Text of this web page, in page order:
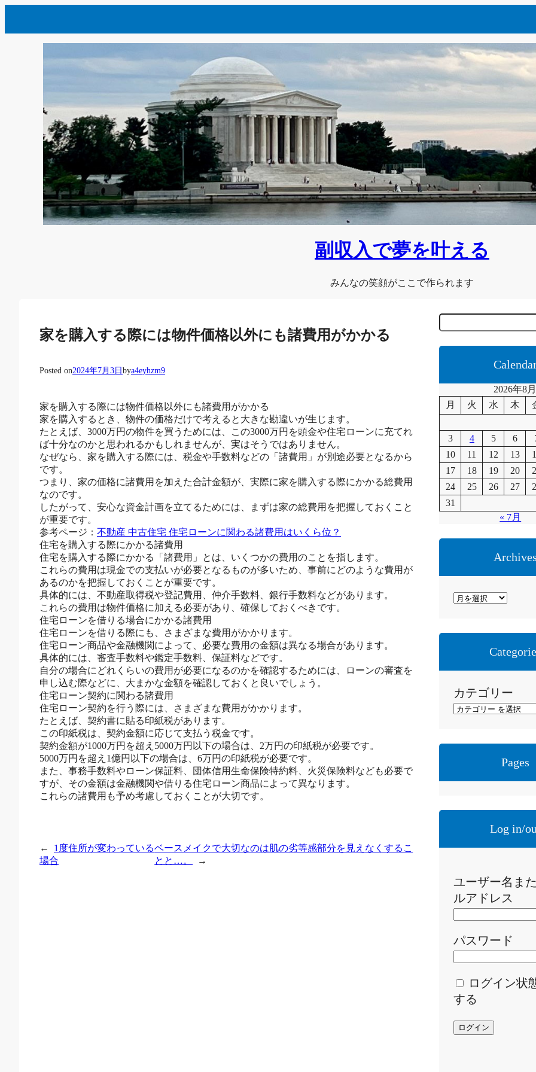
を
副収入で夢を叶える
みんなの笑顔がここで作られます
家を購入する際には物件価格以外にも諸費用がかかる
Posted on2024年7月3日bya4eyhzm9
家を購入する際には物件価格以外にも諸費用がかかる
家を購入するとき、物件の価格だけで考えると大きな勘違いが生じます。
たとえば、3000万円の物件を買うためには、この3000万円を頭金や住宅ローンに充てれ
ば十分なのかと思われるかもしれませんが、実はそうではありません。
なぜなら、家を購入する際には、税金や手数料などの「諸費用」が別途必要となるから
です。
つまり、家の価格に諸費用を加えた合計金額が、実際に家を購入する際にかかる総費用
なのです。
したがって、安心な資金計画を立てるためには、まずは家の総費用を把握しておくこと
が重要です。
参考ページ： 不動産 中古住宅 住宅ローンに関わる諸費用はいくら位？
住宅を購入する際にかかる諸費用
住宅を購入する際にかかる「諸費用」とは、いくつかの費用のことを指します。
これらの費用は現金での支払いが必要となるものが多いため、事前にどのような費用が
あるのかを把握しておくことが重要です。
具体的には、不動産取得税や登記費用、仲介手数料、銀行手数料などがあります。
これらの費用は物件価格に加える必要があり、確保しておくべきです。
住宅ローンを借りる場合にかかる諸費用
住宅ローンを借りる際にも、さまざまな費用がかかります。
住宅ローン商品や金融機関によって、必要な費用の金額は異なる場合があります。
具体的には、審査手数料や鑑定手数料、保証料などです。
自分の場合にどれくらいの費用が必要になるのかを確認するためには、ローンの審査を
申し込む際などに、大まかな金額を確認しておくと良いでしょう。
住宅ローン契約に関わる諸費用
住宅ローン契約を行う際には、さまざまな費用がかかります。
たとえば、契約書に貼る印紙税があります。
この印紙税は、契約金額に応じて支払う税金です。
契約金額が1000万円を超え5000万円以下の場合は、2万円の印紙税が必要です。
5000万円を超え1億円以下の場合は、6万円の印紙税が必要です。
また、事務手数料やローン保証料、団体信用生命保険特約料、火災保険料なども必要で
すが、その金額は金融機関や借りる住宅ローン商品によって異なります。
これらの諸費用も予め考慮しておくことが大切です。
←
1度住所が変わっている
場合
ベースメイクで大切なのは肌の劣等感部分を見えなくするこ
とと…。
→
C
e
c
2026年8月
月
火 水 木
3 4 5 6
10
11 12 13
17
18 19 20
24
25 26 27
31
« 7月
ア
カ
カテゴリー
Pages
Log in/
ユーザー名ま
ルアドレス
パスワード
ログイン状
する